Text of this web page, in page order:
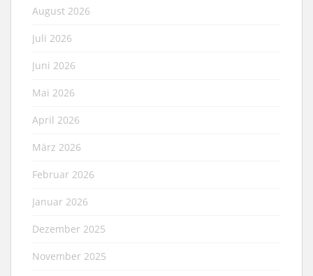
August 2026
Juli 2026
Juni 2026
Mai 2026
April 2026
März 2026
Februar 2026
Januar 2026
Dezember 2025
November 2025